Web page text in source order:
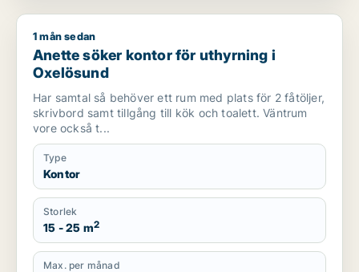
Anette söker kontor för uthyrning i Oxelösund
1 mån sedan
Anette söker kontor för uthyrning i
Oxelösund
Har samtal så behöver ett rum med plats för 2 fåtöljer,
skrivbord samt tillgång till kök och toalett. Väntrum
vore också t...
Type
Kontor
Storlek
15 - 25 m2
Max. per månad